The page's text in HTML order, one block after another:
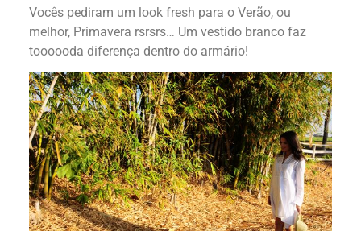
Vocês pediram um look fresh para o Verão, ou
melhor, Primavera rsrsrs… Um vestido branco faz
toooooda diferença dentro do armário!